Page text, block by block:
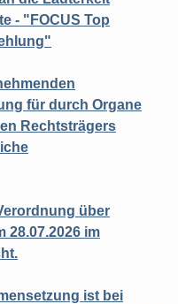
- "FOCUS Top
für durch Organe
Rechtsträgers
über
28.07.2026 im
ist bei